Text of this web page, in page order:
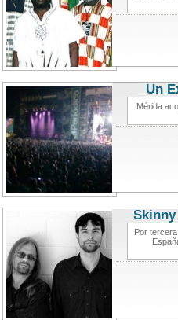
Un
Mérida
Por